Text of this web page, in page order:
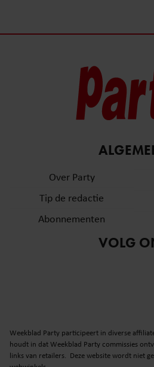
Over Party
Tip de redactie
Abonnementen
VOLG
Weekblad Party participeert in diverse
houdt in dat Weekblad Party commissies
links van retailers. Deze website wordt niet